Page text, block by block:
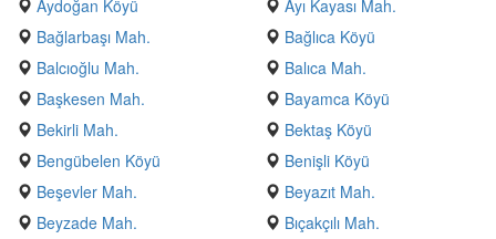
Aydoğan Köyü
Ayı Kayası Mah.
Bağlarbaşı Mah.
Bağlıca Köyü
Balcıoğlu Mah.
Balıca Mah.
Başkesen Mah.
Bayamca Köyü
Bekirli Mah.
Bektaş Köyü
Bengübelen Köyü
Benişli Köyü
Beşevler Mah.
Beyazıt Mah.
Beyzade Mah.
Bıçakçılı Mah.